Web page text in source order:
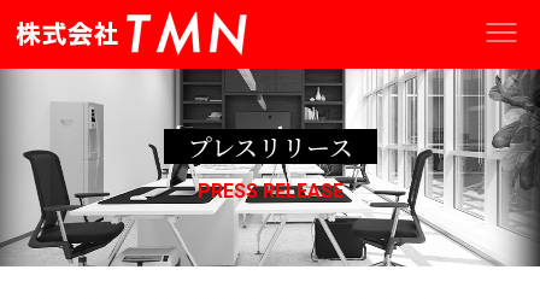
プレスリリース
PRESS RELEASE